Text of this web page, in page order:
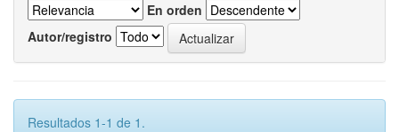
En orden
Autor/registro
Resultados 1-1 de 1.